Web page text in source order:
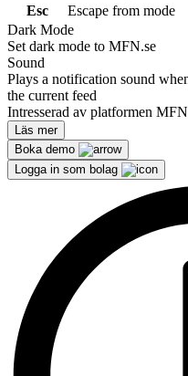
Esc
Escape from mode
Dark Mode
Set dark mode to MFN.se
Sound
Plays a notification sound
the current feed
Intresserad av platformen
Läs mer
Boka demo
Logga in som bolag